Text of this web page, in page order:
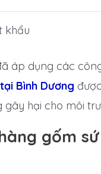
khẩu
áp dụng các
Bình Dương
hại cho môi
gốm